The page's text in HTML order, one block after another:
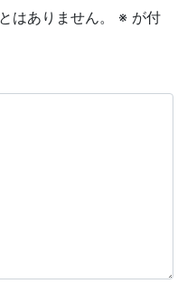
はありません。 ※ が付